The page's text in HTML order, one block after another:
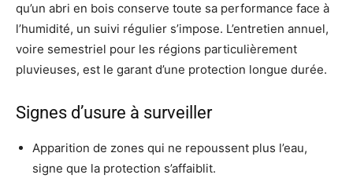
qu’un abri en bois conserve toute sa performance face à
l’humidité, un suivi régulier s’impose. L’entretien annuel,
voire semestriel pour les régions particulièrement
pluvieuses, est le garant d’une protection longue durée.
Signes d’usure à surveiller
Apparition de zones qui ne repoussent plus l’eau,
signe que la protection s’affaiblit.